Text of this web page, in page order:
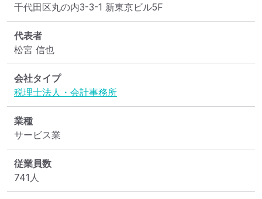
千代田区丸の内3-3-1 新東京ビル5F
代表者
松宮 信也
会社タイプ
税理士法人・会計事務所
業種
サービス業
従業員数
741人